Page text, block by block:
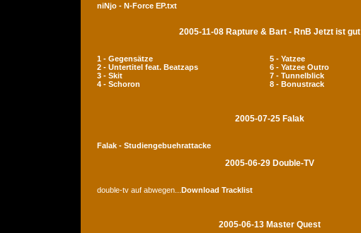
niNjo - N-Force EP.txt
2005-11-08 Rapture & Bart - RnB Jetzt ist gut
1 - Gegensätze
5 - Yatzee
2 - Untertitel feat. Beatzaps
6 - Yatzee Outro
3 - Skit
7 - Tunnelblick
4 - Schoron
8 - Bonustrack
2005-07-25 Falak
Falak - Studiengebuehrattacke
2005-06-29 Double-TV
double-tv auf abwegen... Download Tracklist
2005-06-13 Master Quest